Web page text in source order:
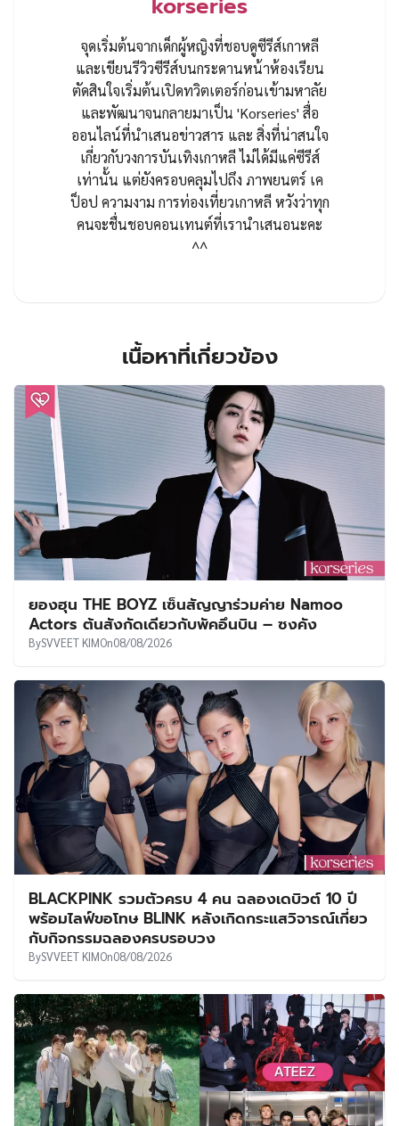
korseries
จุดเริ่มต้นจากเด็กผู้หญิงที่ชอบดูซีรีส์เกาหลี
และเขียนรีวิวซีรีส์บนกระดานหน้าห้องเรียน
ตัดสินใจเริ่มต้นเปิดทวิตเตอร์ก่อนเข้ามหาลัย
และพัฒนาจนกลายมาเป็น 'Korseries' สื่อ
ออนไลน์ที่นำเสนอข่าวสาร และ สิ่งที่น่าสนใจ
เกี่ยวกับวงการบันเทิงเกาหลี ไม่ได้มีแค่ซีรีส์
เท่านั้น แต่ยังครอบคลุมไปถึง ภาพยนตร์ เค
ป็อป ความงาม การท่องเที่ยวเกาหลี หวังว่าทุก
คนจะชื่นชอบคอนเทนต์ที่เรานำเสนอนะคะ
^^
เนื้อหาที่เกี่ยวข้อง
ยองฮุน THE BOYZ เซ็นสัญญาร่วมค่าย Namoo
Actors ต้นสังกัดเดียวกับพัคอึนบิน – ซงคัง
BySVVEET KIMOn08/08/2026
BLACKPINK รวมตัวครบ 4 คน ฉลองเดบิวต์ 10 ปี
พร้อมไลฟ์ขอโทษ BLINK หลังเกิดกระแสวิจารณ์เกี่ยว
กับกิจกรรมฉลองครบรอบวง
BySVVEET KIMOn08/08/2026